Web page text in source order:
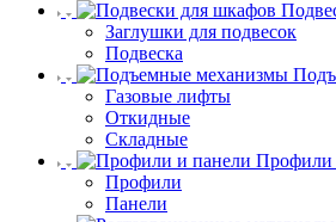
Заглушки для подвесок
Подвеска
Газовые лифты
Откидные
Складные
Профили
Профили
Панели